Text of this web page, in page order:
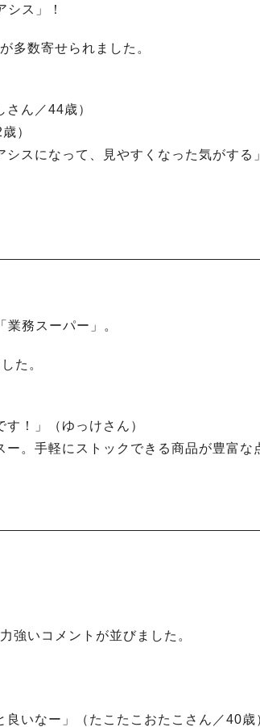
ス」！
多数寄せられました。
ん／44歳）
）
スになって、見やすくなった気がする」
務スーパー」。
た。
！」（ゆっけさん）
ー。手軽にストックできる商品が豊富な
強いコメントが並びました。
いなー」（たこたこおたこさん／40歳